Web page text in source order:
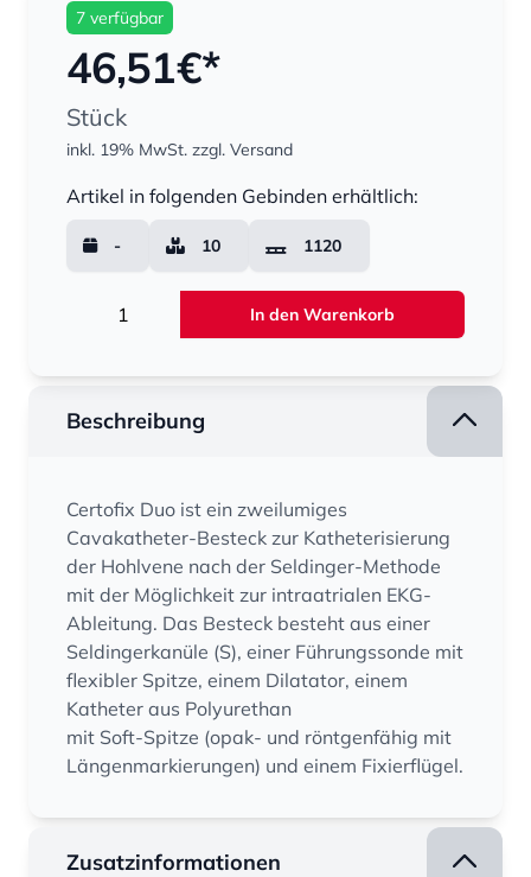
7 verfügbar
46,51€*
Stück
inkl. 19% MwSt. zzgl. Versand
Artikel in folgenden Gebinden erhältlich:
- 10 1120
In den Warenkorb
Beschreibung
Certofix Duo ist ein zweilumiges
Cavakatheter-Besteck zur Katheterisierung
der Hohlvene nach der Seldinger-Methode
mit der Möglichkeit zur intraatrialen EKG-
Ableitung. Das Besteck besteht aus einer
Seldingerkanüle (S), einer Führungssonde mit
flexibler Spitze, einem Dilatator, einem
Katheter aus Polyurethan
mit Soft-Spitze (opak- und röntgenfähig mit
Längenmarkierungen) und einem Fixierflügel.
Zusatzinformationen